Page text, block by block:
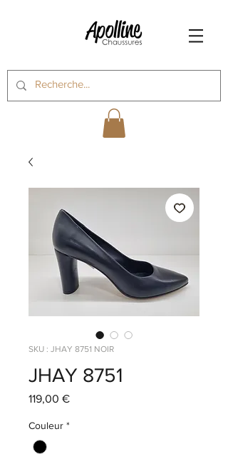
SKU : JHAY 8751 NOIR
JHAY 8751
119,00 €Prix
Couleur *